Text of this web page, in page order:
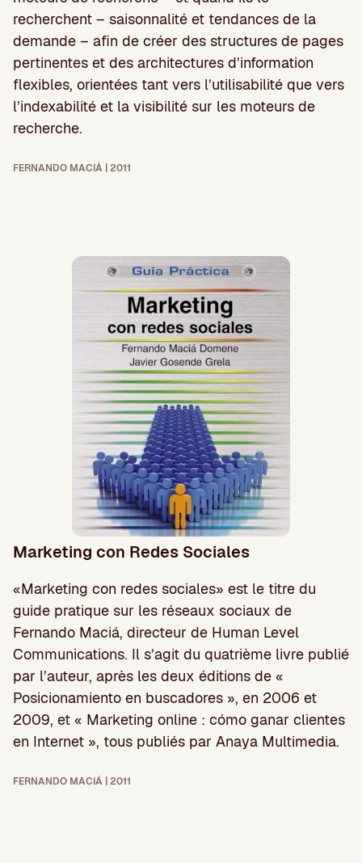
recherchent – saisonnalité et tendances de la
demande – afin de créer des structures de pages
pertinentes et des architectures d’information
flexibles, orientées tant vers l’utilisabilité que vers
l’indexabilité et la visibilité sur les moteurs de
recherche.
FERNANDO MACIÁ | 2011
Marketing con Redes Sociales
«Marketing con redes sociales» est le titre du
guide pratique sur les réseaux sociaux de
Fernando Maciá, directeur de Human Level
Communications. Il s’agit du quatrième livre publié
par l’auteur, après les deux éditions de «
Posicionamiento en buscadores », en 2006 et
2009, et « Marketing online : cómo ganar clientes
en Internet », tous publiés par Anaya Multimedia.
FERNANDO MACIÁ | 2011